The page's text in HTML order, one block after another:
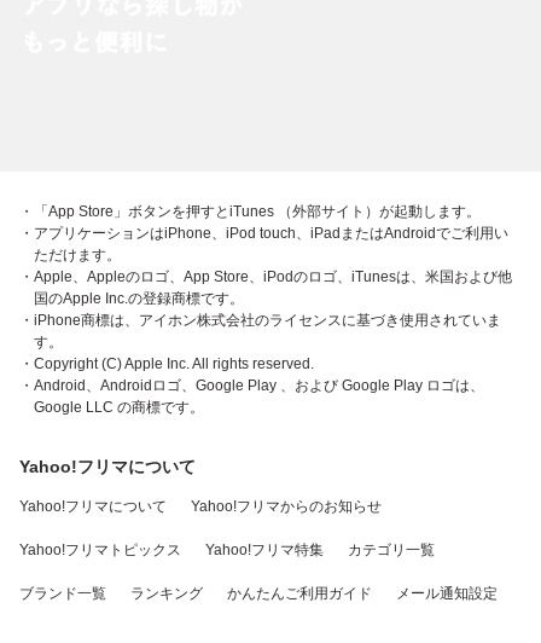
・「App Store」ボタンを押すとiTunes （外部サイト）が起動します。
・アプリケーションはiPhone、iPod touch、iPadまたはAndroidでご利用い
ただけます。
・Apple、Appleのロゴ、App Store、iPodのロゴ、iTunesは、米国および他
国のApple Inc.の登録商標です。
・iPhone商標は、アイホン株式会社のライセンスに基づき使用されていま
す。
・Copyright (C) Apple Inc. All rights reserved.
・Android、Androidロゴ、Google Play 、および Google Play ロゴは、
Google LLC の商標です。
Yahoo!フリマについて
Yahoo!フリマについて Yahoo!フリマからのお知らせ
Yahoo!フリマトピックス Yahoo!フリマ特集 カテゴリ一覧
ブランド一覧 ランキング かんたんご利用ガイド メール通知設定